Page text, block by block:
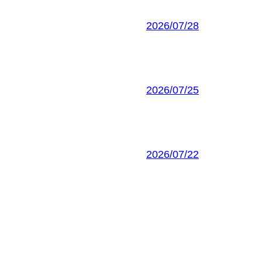
2026/07/28
2026/07/25
2026/07/22